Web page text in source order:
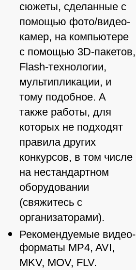
сюжеты, сделанные с
помощью фото/видео-
камер, на компьютере
с помощью 3D-пакетов,
Flash-технологии,
мультипликации, и
тому подобное. А
также работы, для
которых не подходят
правила других
конкурсов, в том числе
на нестандартном
оборудовании
(свяжитесь с
организаторами).
Рекомендуемые видео-
форматы MP4, AVI,
MKV, MOV, FLV.